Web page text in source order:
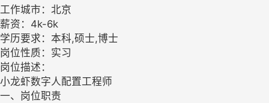
工作城市：北京
薪资：4k-6k
学历要求：本科,硕士,博士
岗位性质：实习
岗位描述：
小龙虾数字人配置工程师
一、岗位职责